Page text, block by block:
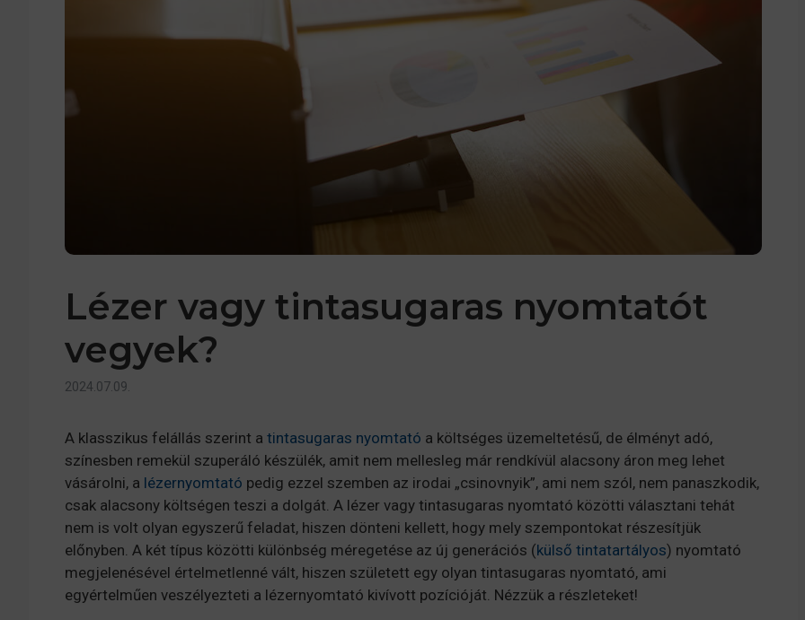
Lézer vagy tintasugaras nyomtatót
vegyek?
2024.07.09.
A klasszikus felállás szerint a tintasugaras nyomtató a költséges üzemeltetésű, de élményt adó,
színesben remekül szuperáló készülék, amit nem mellesleg már rendkívül alacsony áron meg lehet
vásárolni, a lézernyomtató pedig ezzel szemben az irodai „csinovnyik”, ami nem szól, nem panaszkodik,
csak alacsony költségen teszi a dolgát. A lézer vagy tintasugaras nyomtató közötti választani tehát
nem is volt olyan egyszerű feladat, hiszen dönteni kellett, hogy mely szempontokat részesítjük
előnyben. A két típus közötti különbség méregetése az új generációs (külső tintatartályos) nyomtató
megjelenésével értelmetlenné vált, hiszen született egy olyan tintasugaras nyomtató, ami
egyértelműen veszélyezteti a lézernyomtató kivívott pozícióját. Nézzük a részleteket!